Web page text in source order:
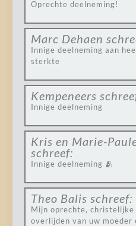
Oprechte deelneming!
Marc Dehaen
Innige deelneming aan
sterkte
Kempeneers
Innige deelneming
Kris en Marie-
schreef:
Innige deelneming 🫂
Theo Balis schreef:
Mijn oprechte, christelijke
overlijden van uw moeder